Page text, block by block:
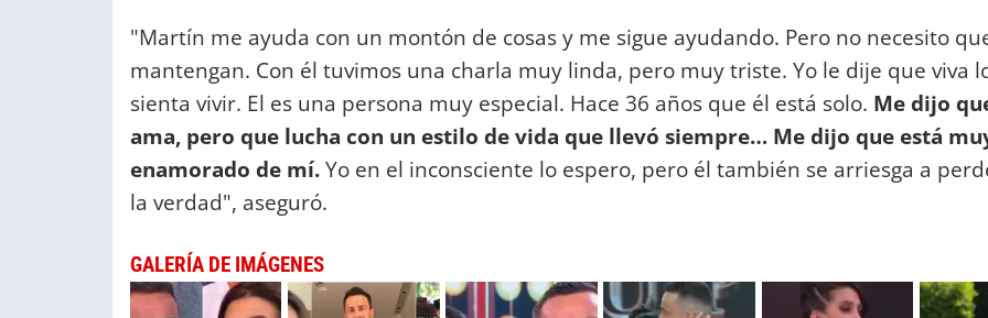
"Martín me ayuda con un montón de cosas y me sigue ayudando. Pero no necesito
mantengan. Con él tuvimos una charla muy linda, pero muy triste. Yo le dije que viva
sienta vivir. El es una persona muy especial. Hace 36 años que él está solo. Me dijo
ama, pero que lucha con un estilo de vida que llevó siempre… Me dijo que está
enamorado de mí.Yo en el inconsciente lo espero, pero él también se arriesga a
la verdad", aseguró.
GALERÍA DE IMÁGENES